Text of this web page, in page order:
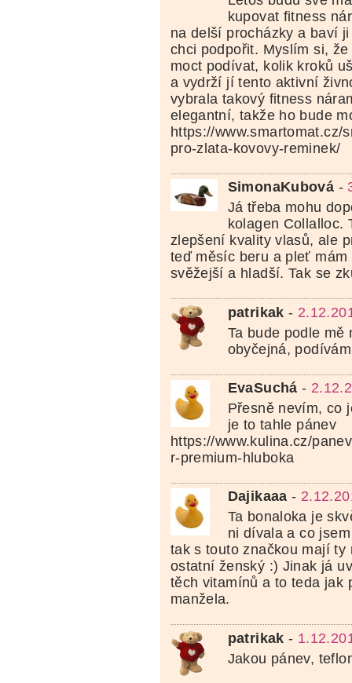
kupovat fitness
na delší procházky a baví
chci podpořit. Myslím si,
moct podívat, kolik kroků
a vydrží jí tento aktivní
vybrala takový fitness
elegantní, takže ho bude
https://www.smartomat.cz/
pro-zlata-kovovy-reminek/
SimonaKubová -
Já třeba mohu
kolagen Collalloc.
zlepšení kvality vlasů, ale
teď měsíc beru a pleť
svěžejší a hladší. Tak se
patrikak -
Ta bude podle mě
obyčejná,
EvaSuchá -
Přesně nevím, co
je to tahle pánev
https://www.kulina.cz/
r-premium-hluboka
Dajikaaa -
Ta bonaloka je
ni dívala a co
tak s touto značkou mají ty
ostatní ženský :) Jinak já
těch vitamínů a to teda jak
manžela.
patrikak -
Jakou pánev,